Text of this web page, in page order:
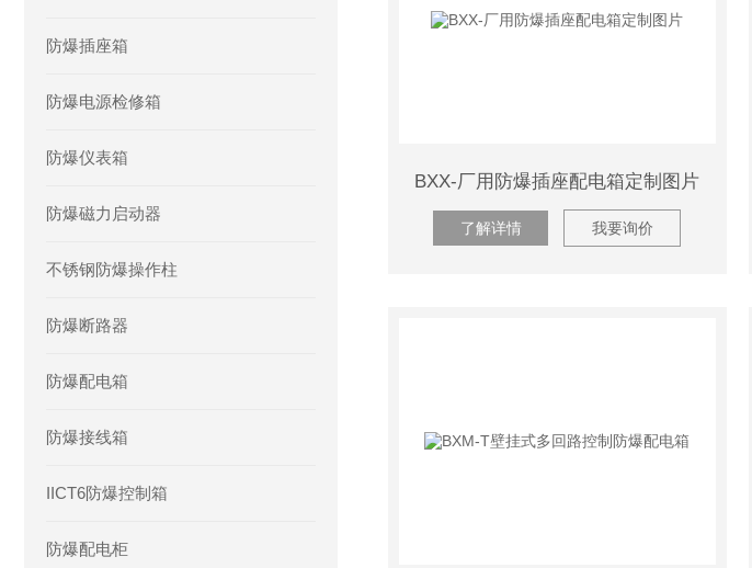
防爆插座箱
防爆电源检修箱
防爆仪表箱
防爆磁力启动器
不锈钢防爆操作柱
防爆断路器
防爆配电箱
防爆接线箱
IICT6防爆控制箱
防爆配电柜
BXX-厂用防爆插座配电箱定制图片
了解详情 我要询价